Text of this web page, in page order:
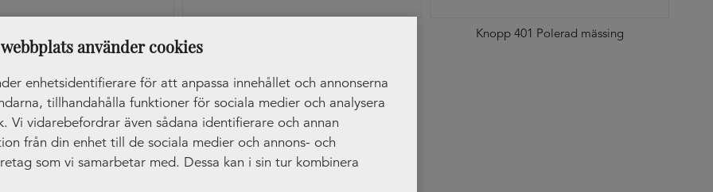
använder cookies
enhetsidentifierare för att anpassa innehållet och annonserna
tillhandahålla funktioner för sociala medier och analysera
Vi vidarebefordrar även sådana identifierare och annan
från din enhet till de sociala medier och annons- och
som vi samarbetar med. Dessa kan i sin tur kombinera
Knopp 401 Polerad mässing